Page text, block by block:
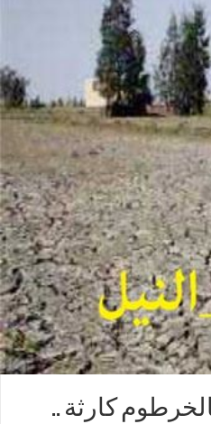
كارثة ..